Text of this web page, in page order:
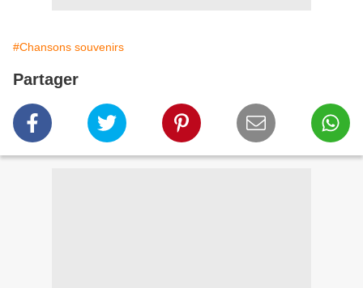
#Chansons souvenirs
Partager